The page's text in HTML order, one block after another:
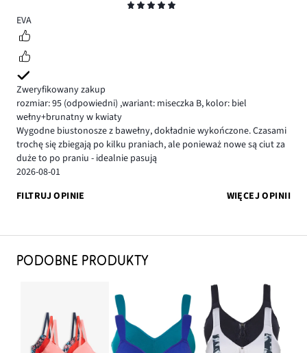
5
EVA
Zweryfikowany zakup
rozmiar: 95 (odpowiedni) ,wariant: miseczka B, kolor: biel
wełny+brunatny w kwiaty
Wygodne biustonosze z bawełny, dokładnie wykończone. Czasami
trochę się zbiegają po kilku praniach, ale ponieważ nowe są ciut za
duże to po praniu - idealnie pasują
2026-08-01
FILTRUJ OPINIE
WIĘCEJ OPINII
PODOBNE PRODUKTY